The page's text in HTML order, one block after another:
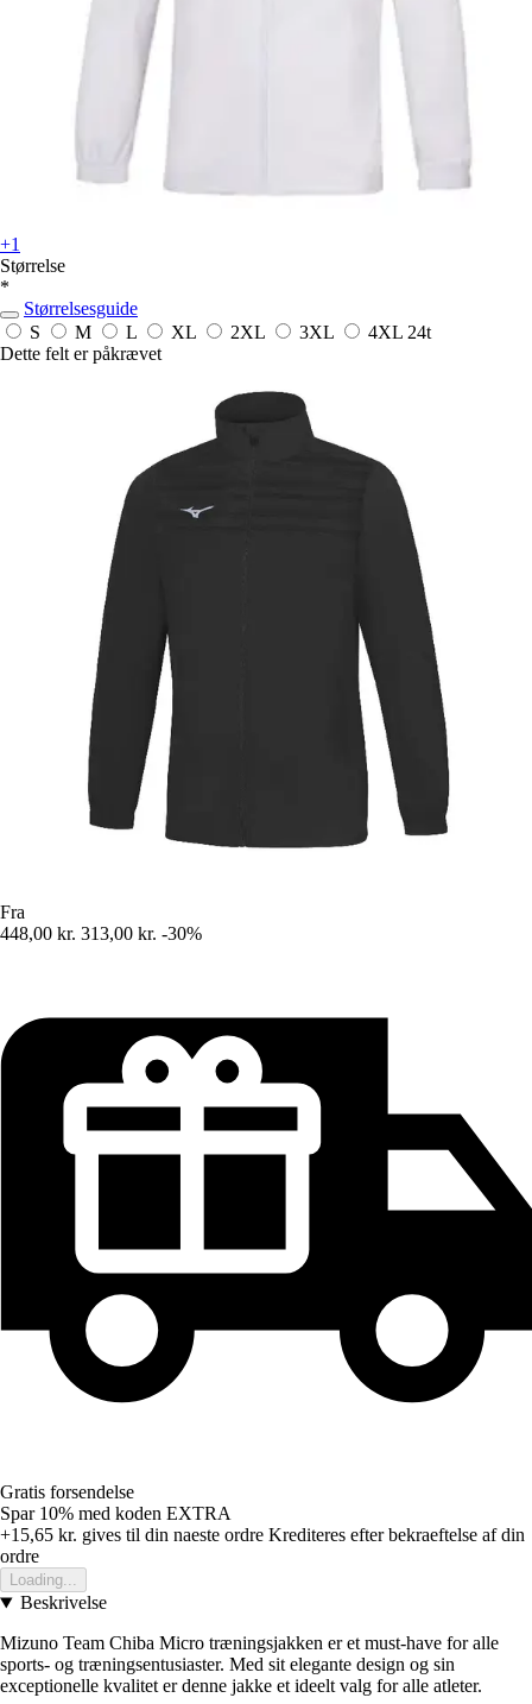
+1
Størrelse
*
Størrelsesguide
S
M L XL 2XL 3XL 4XL 24t
Dette felt er påkrævet
Fra
448,00 kr. 313,00 kr. -30%
Gratis forsendelse
Spar 10% med koden EXTRA
+15,65 kr. gives til din naeste ordre Krediteres efter bekraeftelse af din
ordre
Loading...
Beskrivelse
Mizuno Team Chiba Micro træningsjakken er et must-have for alle
sports- og træningsentusiaster. Med sit elegante design og sin
exceptionelle kvalitet er denne jakke et ideelt valg for alle atleter.